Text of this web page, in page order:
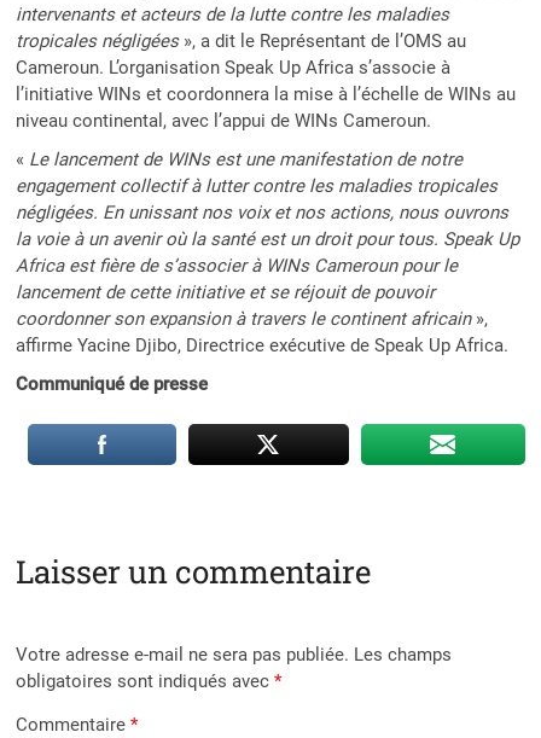
intervenants et acteurs de la lutte contre les maladies
tropicales négligées», a dit le Représentant de l’OMS au
Cameroun. L’organisation Speak Up Africa s’associe à
l’initiative WINs et coordonnera la mise à l’échelle de WINs au
niveau continental, avec l’appui de WINs Cameroun.
« Le lancement de WINs est une manifestation de notre
engagement collectif à lutter contre les maladies tropicales
négligées. En unissant nos voix et nos actions, nous ouvrons
la voie à un avenir où la santé est un droit pour tous. Speak Up
Africa est fière de s’associer à WINs Cameroun pour le
lancement de cette initiative et se réjouit de pouvoir
coordonner son expansion à travers le continent africain»,
affirme Yacine Djibo, Directrice exécutive de Speak Up Africa.
Communiqué de presse
Laisser un commentaire
Votre adresse e-mail ne sera pas publiée. Les champs
obligatoires sont indiqués avec*
Commentaire*